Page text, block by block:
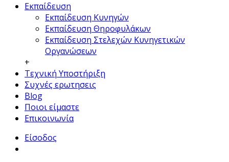
Εκπαίδευση
Εκπαίδευση Κυνηγών
Εκπαίδευση Θηροφυλάκων
Εκπαίδευση Στελεχών Κυνηγετικών
Οργανώσεων
+
Τεχνική Υποστήριξη
Συχνές ερωτησεις
Blog
Ποιοι είμαστε
Επικοινωνία
Είσοδος